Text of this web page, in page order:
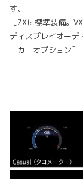
す。
［ZXに標準装備。
ディスプレイオーデ
ーカーオプション］